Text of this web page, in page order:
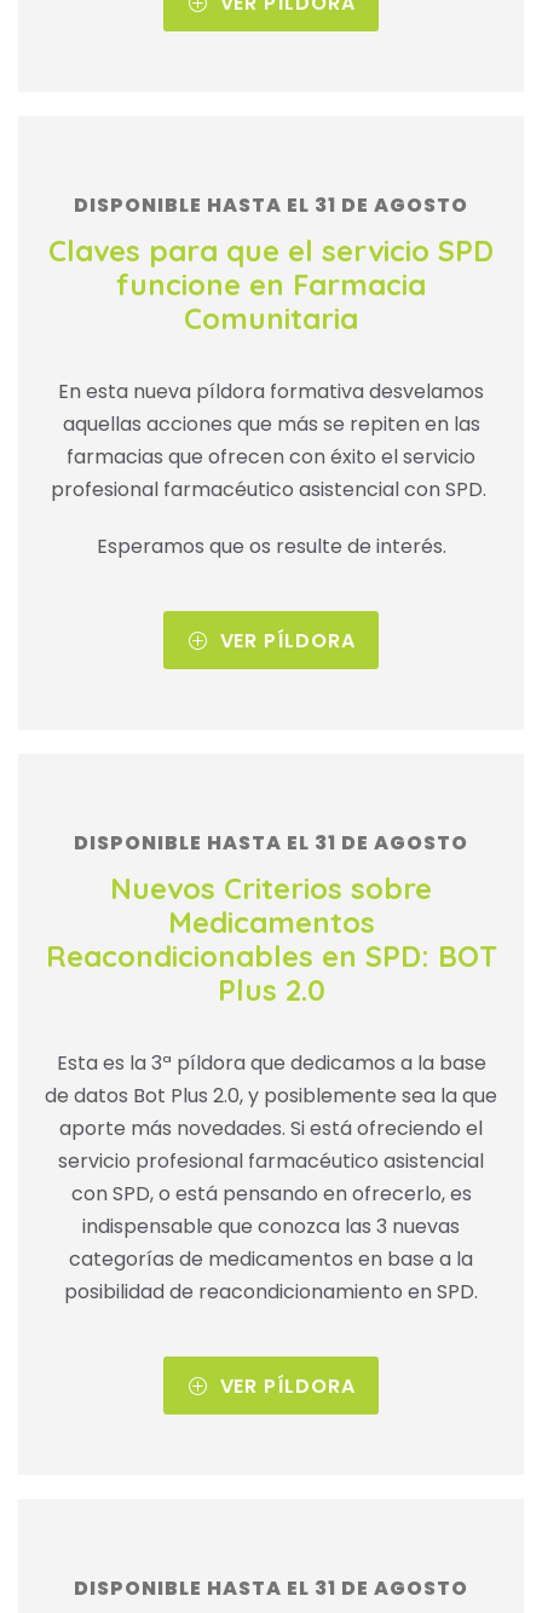
DISPONIBLE HASTA EL 31 DE AGOSTO
Claves para que el servicio SPD
funcione en Farmacia
Comunitaria
En esta nueva píldora formativa desvelamos
aquellas acciones que más se repiten en las
farmacias que ofrecen con éxito el servicio
profesional farmacéutico asistencial con SPD.
Esperamos que os resulte de interés.
VER PÍLDORA
DISPONIBLE HASTA EL 31 DE AGOSTO
Nuevos Criterios sobre
Medicamentos
Reacondicionables en SPD: BOT
Plus 2.0
Esta es la 3ª píldora que dedicamos a la base
de datos Bot Plus 2.0, y posiblemente sea la que
aporte más novedades. Si está ofreciendo el
servicio profesional farmacéutico asistencial
con SPD, o está pensando en ofrecerlo, es
indispensable que conozca las 3 nuevas
categorías de medicamentos en base a la
posibilidad de reacondicionamiento en SPD.
VER PÍLDORA
DISPONIBLE HASTA EL 31 DE AGOSTO